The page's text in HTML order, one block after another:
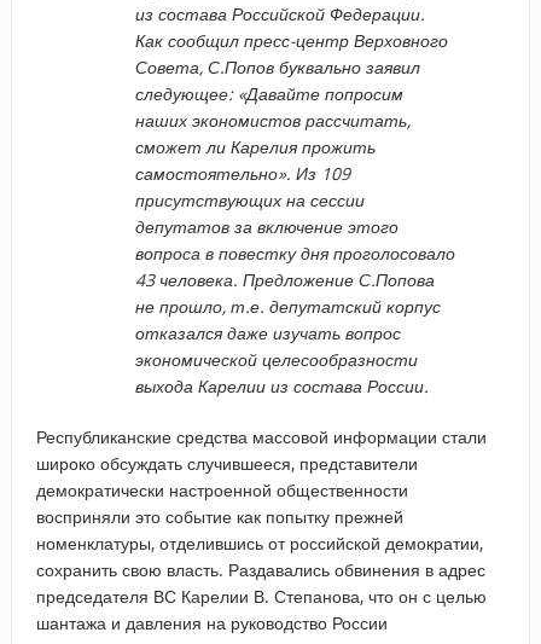
из состава Российской Федерации.
Как сообщил пресс-центр Верховного
Совета, С.Попов буквально заявил
следующее: «Давайте попросим
наших экономистов рассчитать,
сможет ли Карелия прожить
самостоятельно». Из 109
присутствующих на сессии
депутатов за включение этого
вопроса в повестку дня проголосовало
43 человека. Предложение С.Попова
не прошло, т.е. депутатский корпус
отказался даже изучать вопрос
экономической целесообразности
выхода Карелии из состава России.
Республиканские средства массовой информации стали
широко обсуждать случившееся, представители
демократически настроенной общественности
восприняли это событие как попытку прежней
номенклатуры, отделившись от российской демократии,
сохранить свою власть. Раздавались обвинения в адрес
председателя ВС Карелии В. Степанова, что он с целью
шантажа и давления на руководство России